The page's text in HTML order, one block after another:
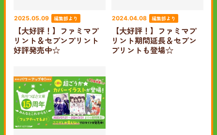
2025.05.09 編集部より
【大好評！】ファミマプ
リント＆セブンプリント
好評発売中☆
2024.04.08 編集部より
【大好評！】ファミマプ
リント期間延長＆セブン
プリントも登場☆